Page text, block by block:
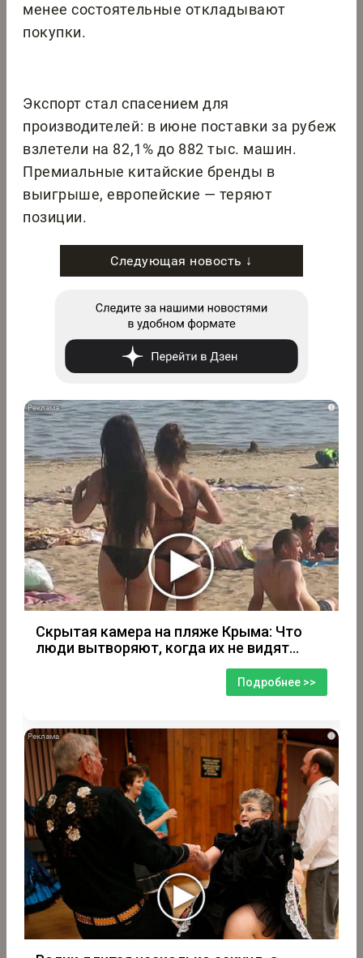
менее состоятельные откладывают
покупки.
Экспорт стал спасением для
производителей: в июне поставки за рубеж
взлетели на 82,1% до 882 тыс. машин.
Премиальные китайские бренды в
выигрыше, европейские — теряют
позиции.
Следующая новость ↓
i
Скрытая камера на пляже Крыма: Что
люди вытворяют, когда их не видят...
Подробнее >>
i